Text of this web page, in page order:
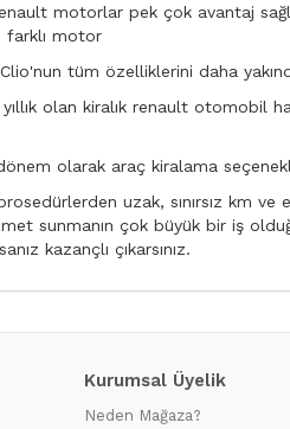
motorlar pek çok avantaj
farklı motor
tüm özelliklerini daha
olan kiralık renault otomobil
olarak araç kiralama
uzak, sınırsız km ve
sunmanın çok büyük bir iş
kazançlı çıkarsınız.
Kurumsal Üyelik
Neden Mağaza?